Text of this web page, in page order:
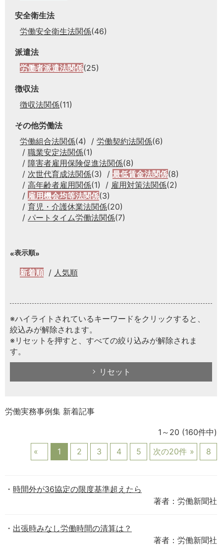
安全衛生法
労働安全衛生法関係(46)
派遣法
労働者派遣法関係(25)
徴収法
徴収法関係(11)
その他労働法
労働組合法関係(4) 労働契約法関係(6)
職業安定法関係(1)
障害者雇用保険促進法関係(8)
次世代育成法関係(3) 最低賃金法関係(8)
高年齢者雇用関係(1) 雇用対策法関係(2)
雇用機会均等法関係(3)
育児・介護休業法関係(20)
パートタイム労働法関係(7)
表示順
新着順 人気順
※ハイライトされているキーワードをクリックすると、
絞込みが解除されます。
※リセットを押すと、すべての絞り込みが解除されま
す。
リセット
労働実務事例集 新着記事
1～20 (160件中)
1
2 3 4 5 次の20件 8
時間外が36協定の限度基準超えたら
著者：労働新聞社
出張時みなし労働時間の清算は？
著者：労働新聞社